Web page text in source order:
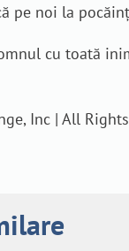
pe noi la
cu toată
Inc | All